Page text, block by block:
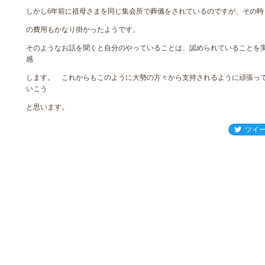
しかし6年前に祖母さまを同じ集会所で葬儀をされているのですが、その時
の費用もかなり掛かったようです。
そのようなお話を聞くと自分のやっていることは、認められていることを
感
します。 これからもこのように大勢の方々から支持されるように頑張っ
いこう
と思います。
ツイ